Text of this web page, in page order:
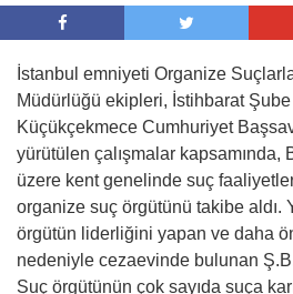
İstanbul emniyeti Organize
Müdürlüğü ekipleri, İstihbarat
Küçükçekmece Cumhuriyet
yürütülen çalışmalar kapsamında,
üzere kent genelinde suç
organize suç örgütünü takibe aldı.
örgütün liderliğini yapan ve daha
nedeniyle cezaevinde bulunan
Suç örgütünün çok sayıda suça